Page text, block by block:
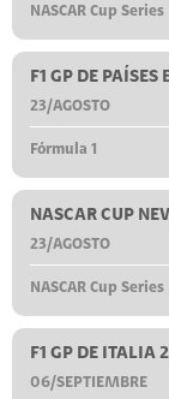
NASCAR Cup Series
F1 GP DE
23/AGOSTO
Fórmula 1
NASCAR CUP
23/AGOSTO
NASCAR Cup Series
F1 GP DE ITALIA
06/SEPTIEMBRE